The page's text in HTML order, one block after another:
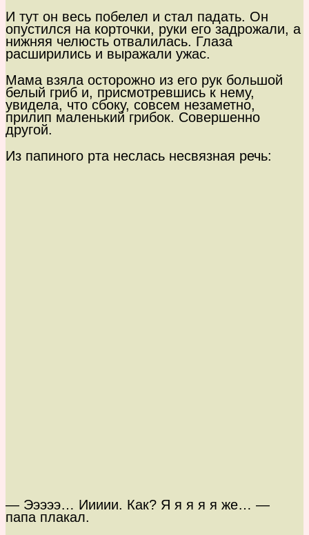
И тут он весь побелел и стал падать. Он
опустился на корточки, руки его задрожали, а
нижняя челюсть отвалилась. Глаза
расширились и выражали ужас.
Мама взяла осторожно из его рук большой
белый гриб и, присмотревшись к нему,
увидела, что сбоку, совсем незаметно,
прилип маленький грибок. Совершенно
другой.
Из папиного рта неслась несвязная речь:
— Эээээ… Иииии. Как? Я я я я я же… —
папа плакал.